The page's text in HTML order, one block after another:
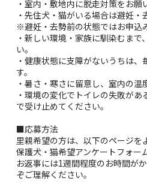
・室内・敷地内に脱走対策をお願
・先住犬・猫がいる場合は避妊・
※避妊・去勢前の状態ではお申込
・新しい環境・家族に馴染むまで
い。
・健康状態に支障がないうちは
す。
・暑さ・寒さに留意し、室内の温
・環境の変化でトイレの失敗が
で受け止めてください。
■応募方法
里親希望の方は、以下のページを
保護犬・猫希望アンケートフォー
お返事には1週間程度のお時間が
ぞご理解ください。